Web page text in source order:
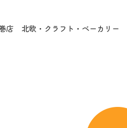
店 北欧・クラフト・ベーカリー